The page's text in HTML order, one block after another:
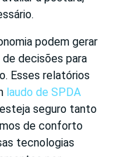
podem gerar
decisões para
Esses relatórios
laudo de SPDA
seguro tanto
de conforto
tecnologias